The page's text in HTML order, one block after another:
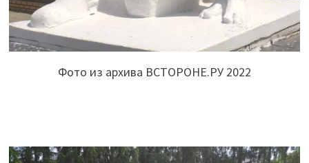
Фото из архива ВСТОРОНЕ.РУ 2022